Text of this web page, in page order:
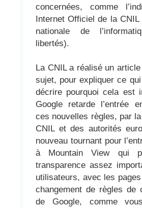
concernées, comme
Internet Officiel de la CNIL
nationale de
libertés).
La CNIL a réalisé un
sujet, pour expliquer ce
décrire pourquoi cela est
Google retarde l’entrée
ces nouvelles règles, par
CNIL et des autorités
nouveau tournant pour
à Mountain View qui
transparence assez
utilisateurs, avec les
changement de règles de
de Google, comme